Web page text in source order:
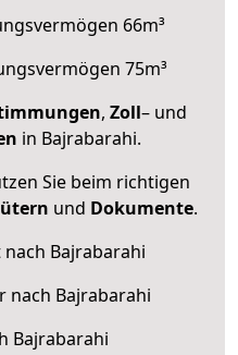
66m³
75m³
, Zoll– und
in Bajrabarahi.
Sie beim richtigen
und Dokumente.
Bajrabarahi
nach Bajrabarahi
Bajrabarahi